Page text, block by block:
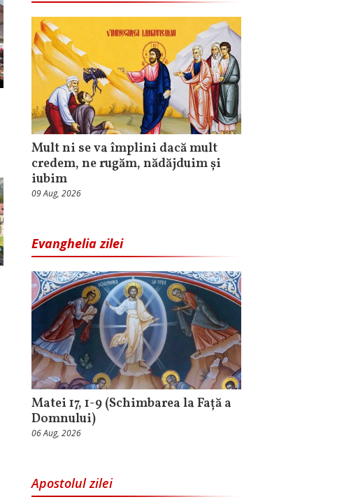
Mult ni se va împlini dacă mult
credem, ne rugăm, nădăjduim și
iubim
09 Aug, 2026
Evanghelia zilei
Matei 17, 1-9 (Schimbarea la Față a
Domnului)
06 Aug, 2026
Apostolul zilei